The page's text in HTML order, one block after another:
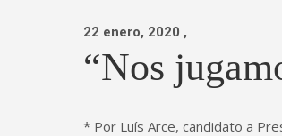
22 enero, 2020 ,
“Nos
* Por Luís Arce, candidato a